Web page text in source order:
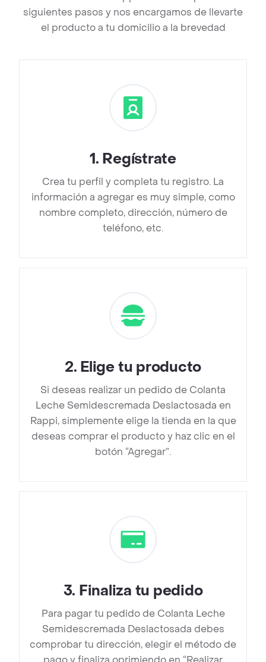
siguientes pasos y nos encargamos de llevarte
el producto a tu domicilio a la brevedad
1. Regístrate
Crea tu perfil y completa tu registro. La
información a agregar es muy simple, como
nombre completo, dirección, número de
teléfono, etc.
2. Elige tu producto
Si deseas realizar un pedido de Colanta
Leche Semidescremada Deslactosada en
Rappi, simplemente elige la tienda en la que
deseas comprar el producto y haz clic en el
botón “Agregar”.
3. Finaliza tu pedido
Para pagar tu pedido de Colanta Leche
Semidescremada Deslactosada debes
comprobar tu dirección, elegir el método de